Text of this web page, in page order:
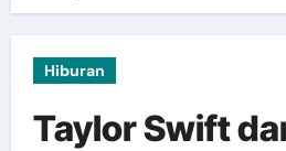
Hiburan
Taylor Swift